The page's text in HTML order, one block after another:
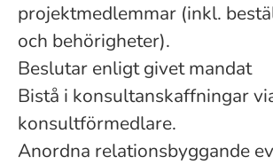
projektmedlemmar (inkl.
och behörigheter).
Beslutar enligt givet mandat
Bistå i konsultanskaffningar
konsultförmedlare.
Anordna relationsbyggande